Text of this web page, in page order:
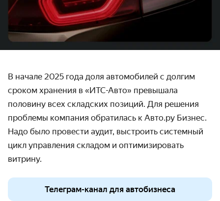
В начале 2025 года доля автомобилей с долгим
сроком хранения в «ИТС-Авто» превышала
половину всех складских позиций. Для решения
проблемы компания обратилась к Авто.ру Бизнес.
Надо было провести аудит, выстроить системный
цикл управления складом и оптимизировать
витрину.
Телеграм-канал для автобизнеса